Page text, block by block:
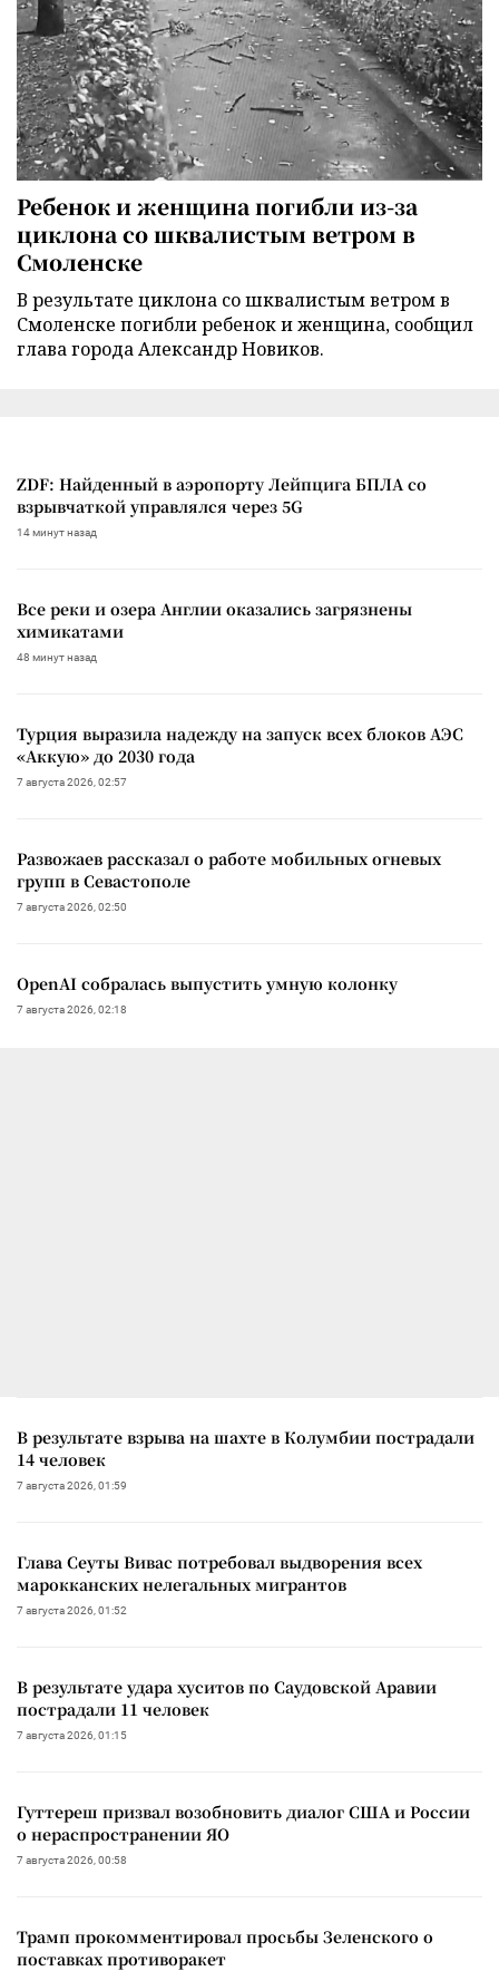
Ребенок и женщина погибли из-за
циклона со шквалистым ветром в
Смоленске
В результате циклона со шквалистым ветром в
Смоленске погибли ребенок и женщина, сообщил
глава города Александр Новиков.
ZDF: Найденный в аэропорту Лейпцига БПЛА со
взрывчаткой управлялся через 5G
14 минут назад
Все реки и озера Англии оказались загрязнены
химикатами
48 минут назад
Турция выразила надежду на запуск всех блоков АЭС
«Аккую» до 2030 года
7 августа 2026, 02:57
Развожаев рассказал о работе мобильных огневых
групп в Севастополе
7 августа 2026, 02:50
OpenAI собралась выпустить умную колонку
7 августа 2026, 02:18
В результате взрыва на шахте в Колумбии пострадали
14 человек
7 августа 2026, 01:59
Глава Сеуты Вивас потребовал выдворения всех
марокканских нелегальных мигрантов
7 августа 2026, 01:52
В результате удара хуситов по Саудовской Аравии
пострадали 11 человек
7 августа 2026, 01:15
Гуттереш призвал возобновить диалог США и России
о нераспространении ЯО
7 августа 2026, 00:58
Трамп прокомментировал просьбы Зеленского о
поставках противоракет